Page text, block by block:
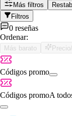
Más filtros
Filtros
0 reseñas
Ordenar:
Más barato
Códigos promo
Códigos promoA